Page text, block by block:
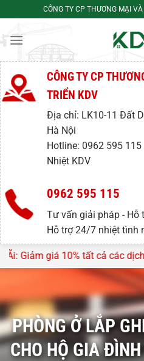
nội
CÔNG TY CP THƯƠNG MẠI
CÔNG TY CP
TRIỂN KDV
Địa chỉ: LK10-11 Đất
Hà Nội
Hotline: 0962 595 115
Nhiệt KDV
0962 595 115
Tư vấn giải pháp - Hỗ
Hỗ trợ 24/7 nhiệt tình
tất cả các dịch vụ - Hỗ trợ tư
PHÒNG Ở LẮP
CHO HỘ GIA